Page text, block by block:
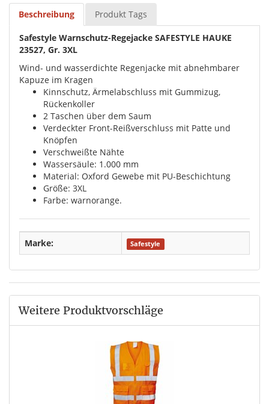
Beschreibung Produkt Tags
Safestyle Warnschutz-Regejacke SAFESTYLE HAUKE
23527, Gr. 3XL
Wind- und wasserdichte Regenjacke mit abnehmbarer
Kapuze im Kragen
Kinnschutz, Ärmelabschluss mit Gummizug,
Rückenkoller
2 Taschen über dem Saum
Verdeckter Front-Reißverschluss mit Patte und
Knöpfen
Verschweißte Nähte
Wassersäule: 1.000 mm
Material: Oxford Gewebe mit PU-Beschichtung
Größe: 3XL
Farbe: warnorange.
Marke: Safestyle
Weitere Produktvorschläge